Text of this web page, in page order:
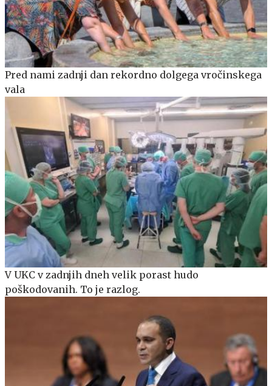
Pred nami zadnji dan rekordno dolgega vročinskega
vala
V UKC v zadnjih dneh velik porast hudo
poškodovanih. To je razlog.